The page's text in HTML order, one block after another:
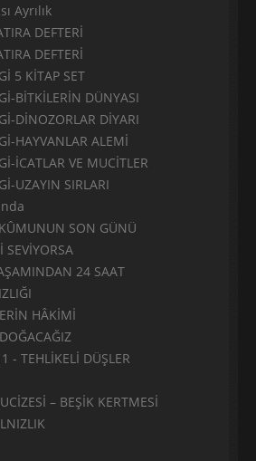
Ayrılık
DEFTERİ
DEFTERİ
5 KİTAP SET
BİTKİLERİN DÜNYASI
DİNOZORLAR DİYARI
HAYVANLAR ALEMİ
İCATLAR VE MUCİTLER
UZAYIN SIRLARI
SON GÜNÜ
SEVİYORSA
24 SAAT
HÂKİMİ
- TEHLİKELİ DÜŞLER
– BEŞİK KERTMESİ